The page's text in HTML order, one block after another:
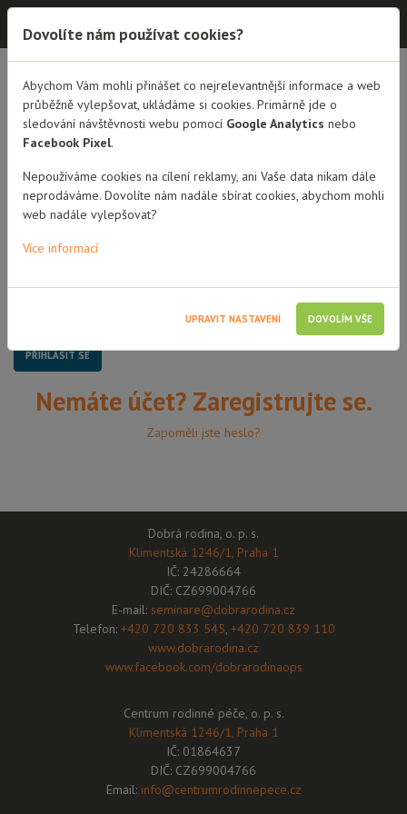
Dobrá rodina - semináře
Dobrá rodina - semináře
Přihlášení
Uživatelské jméno / Email
Heslo
Nemáte účet? Zaregistrujte se.
Zapoměli jste heslo?
Dobrá rodina, o. p. s.
Klimentská 1246/1, Praha 1
IČ: 24286664
DIČ: CZ699004766
E-mail: seminare@dobrarodina.cz
Telefon: +420 720 833 545, +420 720 839 110
www.dobrarodina.cz
www.facebook.com/dobrarodinaops
Centrum rodinné péče, o. p. s.
Klimentská 1246/1, Praha 1
IČ: 01864637
DIČ: CZ699004766
Email: info@centrumrodinnepece.cz
Dovolíte nám používat cookies?
Abychom Vám mohli přinášet co nejrelevantnější informace a web
průběžně vylepšovat, ukládáme si cookies. Primárně jde o
sledování návštěvnosti webu pomocí Google Analytics nebo
Facebook Pixel.
Nepoužíváme cookies na cílení reklamy, ani Vaše data nikam dále
neprodáváme. Dovolíte nám nadále sbírat cookies, abychom mohli
web nadále vylepšovat?
Více informací
UPRAVIT NASTAVENÍ DOVOLÍM VŠE